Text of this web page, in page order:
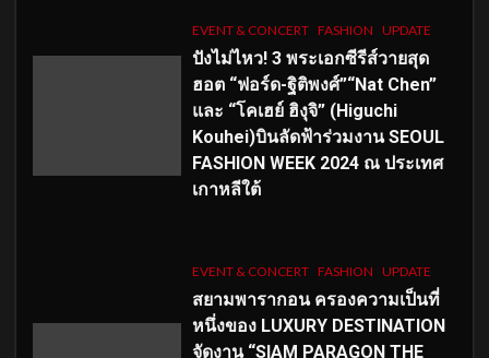
EVENT & CONCERT FASHION UPDATE
ปังไม่ไหว! 3 พระเอกซีรีส์วายสุด
ฮอต “ฟอร์ด-ฐิติพงศ์”“Nat Chen”
และ “โคเฮย์ ฮิงุจิ” (Higuchi
Kouhei)บินลัดฟ้าร่วมงาน SEOUL
FASHION WEEK 2024 ณ ประเทศ
เกาหลีใต้
EVENT & CONCERT FASHION UPDATE
สยามพารากอน ครองความเป็นที่
หนึ่งของ LUXURY DESTINATION
จัดงาน “SIAM PARAGON THE